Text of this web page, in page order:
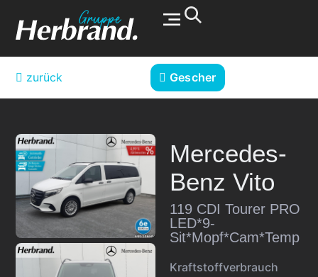
zurück Gescher
Mercedes-
Benz Vito
119 CDI Tourer PRO
LED*9-
Sit*Mopf*Cam*Temp
Kraftstoffverbrauch